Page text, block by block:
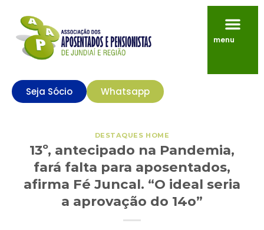
menu
Seja Sócio Whatsapp
DESTAQUES HOME
13º, antecipado na Pandemia,
fará falta para aposentados,
afirma Fé Juncal. “O ideal seria
a aprovação do 14o”